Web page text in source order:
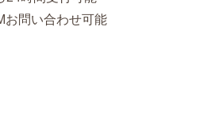
問い合わせ可能